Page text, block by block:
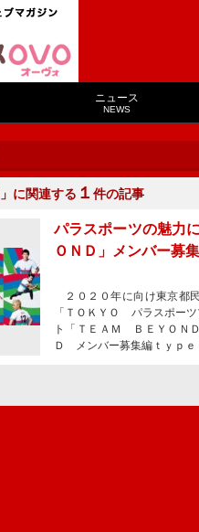
ニュース
NEWS
」に関連する １ 件の記事
パラスポーツの魅力
ＯＮＤ」メンバー募
２０２０年に向け東京都
「ＴＯＫＹＯ パラスポー
ト「ＴＥＡＭ ＢＥＹＯＮ
Ｄ メンバー募集編ｔｙｐｅ